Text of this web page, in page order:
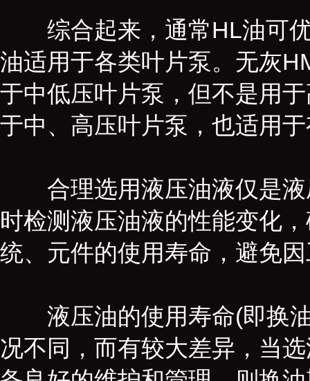
综合起来，通常HL油可优
油适用于各类叶片泵。无灰
于中低压叶片泵，但不是用
于中、高压叶片泵，也适用
合理选用液压油液仅是液
时检测液压油液的性能变化
统、元件的使用寿命，避免
液压油的使用寿命(即换油
况不同，而有较大差异，当